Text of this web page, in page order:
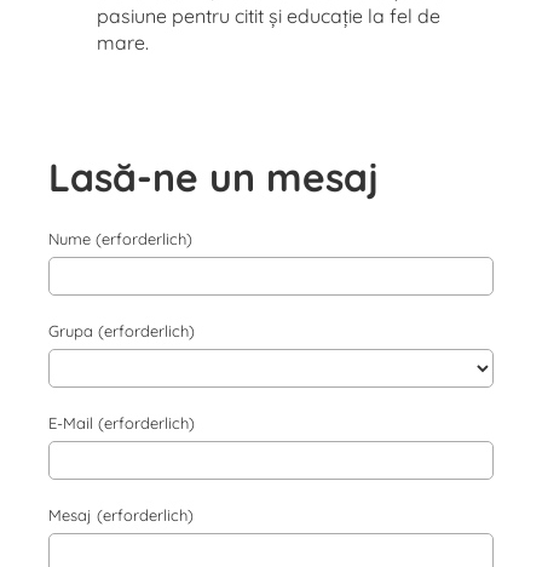
pasiune pentru citit și educație la fel de
mare.
Lasă-ne un mesaj
Nume (erforderlich)
Grupa (erforderlich)
E-Mail (erforderlich)
Mesaj (erforderlich)